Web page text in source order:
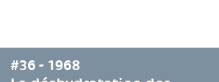
#36 - 1968